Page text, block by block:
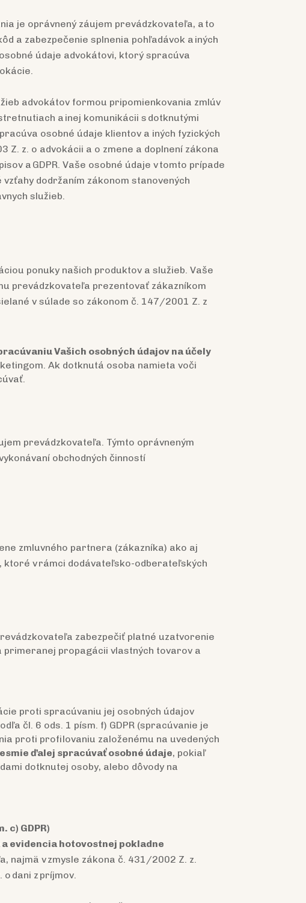
je oprávnený záujem prevádzkovateľa, a to
a zabezpečenie splnenia pohľadávok a iných
údaje advokátovi, ktorý spracúva
advokátov formou pripomienkovania zmlúv
a inej komunikácii s dotknutými
osobné údaje klientov a iných fyzických
Z. z. o advokácii a o zmene a doplnení zákona
a GDPR. Vaše osobné údaje v tomto prípade
dodržaním zákonom stanovených
služieb.
ponuky našich produktov a služieb. Vaše
prevádzkovateľa prezentovať zákazníkom
v súlade so zákonom č. 147/2001 Z. z
Vašich osobných údajov na účely
Ak dotknutá osoba namieta voči
prevádzkovateľa. Týmto oprávneným
obchodných činností
zmluvného partnera (zákazníka) ako aj
ktoré v rámci dodávateľsko-odberateľských
zabezpečiť platné uzatvorenie
primeranej propagácii vlastných tovarov a
proti spracúvaniu jej osobných údajov
čl. 6 ods. 1 písm. f) GDPR (spracúvanie je
proti profilovaniu založenému na uvedených
ďalej spracúvať osobné údaje, pokiaľ
dotknutej osoby, alebo dôvody na
c) GDPR)
evidencia hotovostnej pokladne
najmä v zmysle zákona č. 431/2002 Z. z.
dani z príjmov.